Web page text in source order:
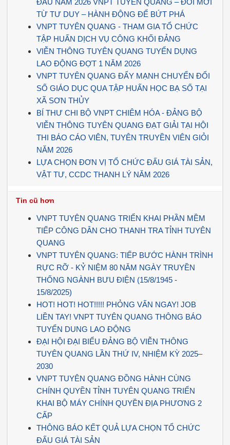
ĐẦU NĂM 2026 VNPT TUYÊN QUANG – ĐỔI MỚI
TỪ TƯ DUY – HÀNH ĐỘNG ĐỂ BỨT PHÁ
VNPT TUYÊN QUANG - THAM GIA TỔ CHỨC
TẬP HUẤN DỊCH VỤ CÔNG KHỐI ĐẢNG
VIỄN THÔNG TUYÊN QUANG TUYỂN DỤNG
LAO ĐỘNG ĐỢT 1 NĂM 2026
VNPT TUYÊN QUANG ĐẨY MẠNH CHUYỂN ĐỔI
SỐ GIÁO DỤC QUA TẬP HUẤN HỌC BẠ SỐ TẠI
XÃ SƠN THỦY
BÍ THƯ CHI BỘ VNPT CHIÊM HÓA - ĐẢNG BỘ
VIỄN THÔNG TUYÊN QUANG ĐẠT GIẢI TẠI HỘI
THI BÁO CÁO VIÊN, TUYÊN TRUYỀN VIÊN GIỎI
NĂM 2026
LỰA CHỌN ĐƠN VỊ TỔ CHỨC ĐẤU GIÁ TÀI SẢN,
VẬT TƯ, CCDC THANH LÝ NĂM 2026
Tin cũ hơn
VNPT TUYÊN QUANG TRIỂN KHAI PHẦN MỀM
TIẾP CÔNG DÂN CHO THANH TRA TỈNH TUYÊN
QUANG
VNPT TUYÊN QUANG: TIẾP BƯỚC HÀNH TRÌNH
RỰC RỠ - KỶ NIỆM 80 NĂM NGÀY TRUYỀN
THỐNG NGÀNH BƯU ĐIỆN (15/8/1945 -
15/8/2025)
HOT! HOT! HOT!!!!! PHỎNG VẤN NGAY! JOB
LIỀN TAY! VNPT TUYÊN QUANG THÔNG BÁO
TUYỂN DUNG LAO ĐỘNG
ĐẠI HỘI ĐẠI BIỂU ĐẢNG BỘ VIỄN THÔNG
TUYÊN QUANG LẦN THỨ IV, NHIỆM KỲ 2025–
2030
VNPT TUYÊN QUANG ĐỒNG HÀNH CÙNG
CHÍNH QUYỀN TỈNH TUYÊN QUANG TRIỂN
KHAI BỘ MÁY CHÍNH QUYỀN ĐỊA PHƯƠNG 2
CẤP
THÔNG BÁO KẾT QUẢ LỰA CHỌN TỔ CHỨC
ĐẤU GIÁ TÀI SẢN